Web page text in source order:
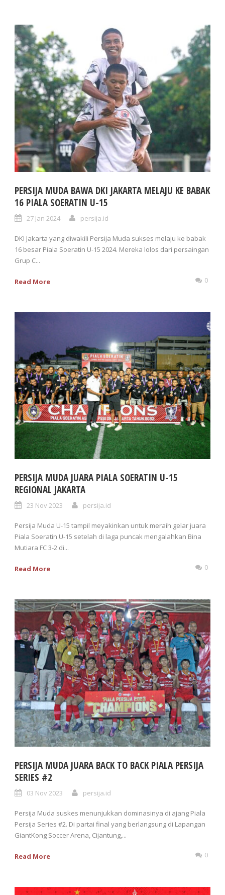
PERSIJA MUDA BAWA DKI JAKARTA MELAJU KE BABAK
16 PIALA SOERATIN U-15
27 Jan 2024 persija.id
DKI Jakarta yang diwakili Persija Muda sukses melaju ke babak
16 besar Piala Soeratin U-15 2024. Mereka lolos dari persaingan
Grup C...
Read More 0
PERSIJA MUDA JUARA PIALA SOERATIN U-15
REGIONAL JAKARTA
23 Nov 2023 persija.id
Persija Muda U-15 tampil meyakinkan untuk meraih gelar juara
Piala Soeratin U-15 setelah di laga puncak mengalahkan Bina
Mutiara FC 3-2 di...
Read More 0
PERSIJA MUDA JUARA BACK TO BACK PIALA PERSIJA
SERIES #2
03 Nov 2023 persija.id
Persija Muda suskes menunjukkan dominasinya di ajang Piala
Persija Series #2. Di partai final yang berlangsung di Lapangan
GiantKong Soccer Arena, Cijantung,...
Read More 0